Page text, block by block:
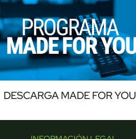
DESCARGA MADE FOR YOU